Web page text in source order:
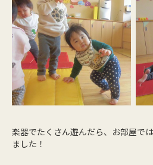
楽器でたくさん遊んだら、お部屋で
ました！